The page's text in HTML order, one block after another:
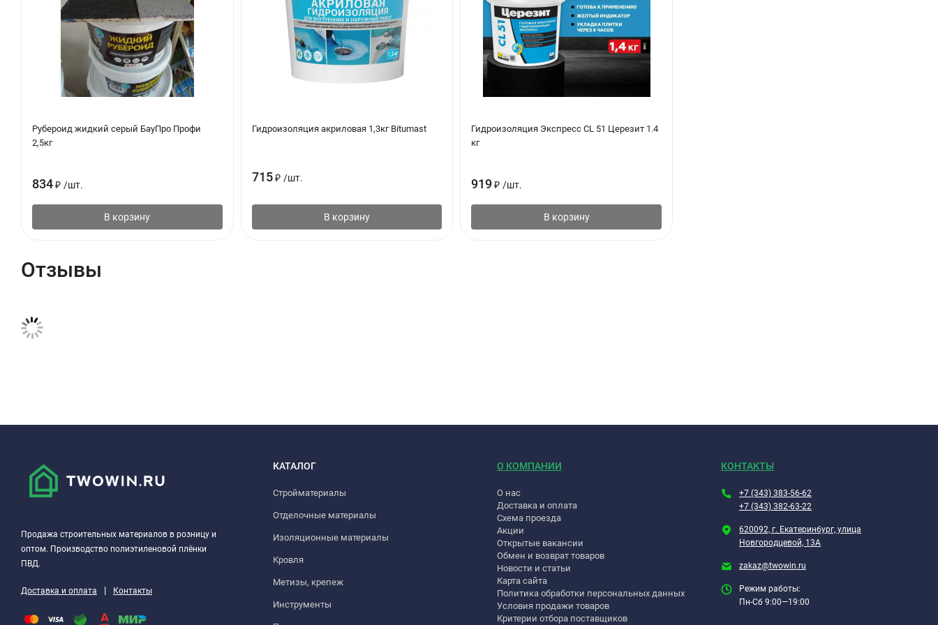
Рубероид жидкий серый БауПро Профи
2,5кг
834₽ /шт.
В корзину
Гидроизоляция акриловая 1,3кг Bitumast
715 ₽ /шт.
В корзину
Гидроизоляция Экспресс CL 51 Церезит 1.4
кг
919 ₽ /шт.
В корзину
Отзывы
Продажа строительных материалов в розницу и
оптом. Производство полиэтиленовой плёнки
ПВД.
Доставка и оплата | Контакты
КАТАЛОГ
Стройматериалы
Отделочные материалы
Изоляционные материалы
Кровля
Метизы, крепеж
Инструменты
О КОМПАНИИ
О нас
Доставка и оплата
Схема проезда
Акции
Открытые вакансии
Обмен и возврат товаров
Новости и статьи
Карта сайта
Политика обработки персональных данных
Условия продажи товаров
Критерии отбора поставщиков
КОНТАКТЫ
+7 (343) 383-56-62
+7 (343) 382-63-22
620092, г. Екатеринбург, улица
Новгородцевой, 13А
zakaz@twowin.ru
Режим работы:
Пн-Сб 9:00—19:00